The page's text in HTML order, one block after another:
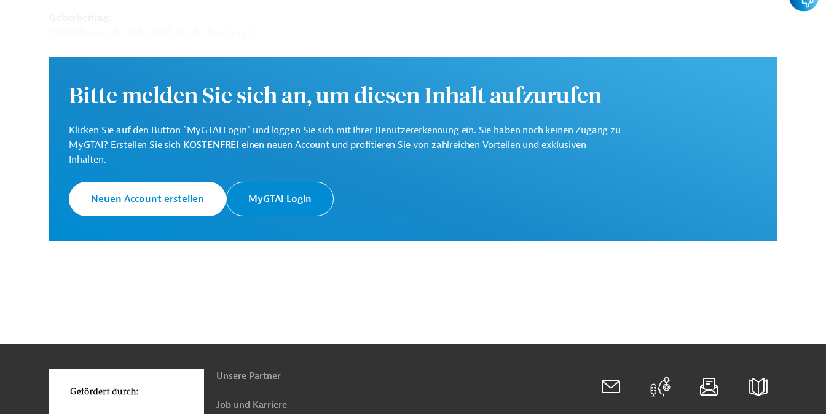
Kontaktadressen
Uganda Energy Credit
Download
Bitte melden Sie sich an, um diesen Inhalt aufzurufen
Klicken Sie auf den Button "MyGTAI Login" und loggen Sie sich mit Ihrer Benutzererkennung ein. Sie haben noch keinen Zugang zu
MyGTAI? Erstellen Sie sich KOSTENFREI einen neuen Account und profitieren Sie von zahlreichen Vorteilen und exklusiven
Inhalten.
Neuen Account erstellen MyGTAI Login
oben
Unsere Partner
Job und Karriere